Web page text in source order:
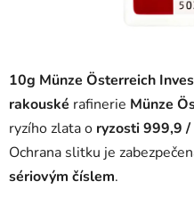
10g Münze Österreich
rakouské rafinerie Münze
ryzího zlata o ryzosti 999,9
Ochrana slitku je
sériovým číslem.